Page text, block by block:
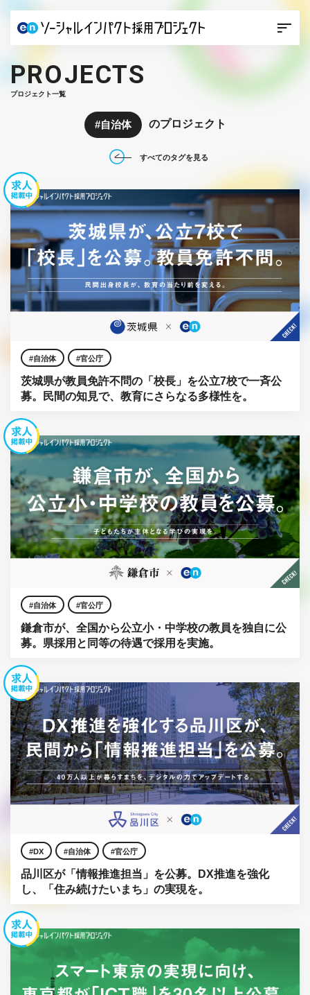
PROJECTS
プロジェクト一覧
自治体 のプロジェクト
すべてのタグを見る
自治体 官公庁
茨城県が教員免許不問の「校長」を公立7校で一斉公
募。民間の知見で、教育にさらなる多様性を。
自治体 官公庁
鎌倉市が、全国から公立小・中学校の教員を独自に公
募。県採用と同等の待遇で採用を実施。
DX 自治体 官公庁
品川区が「情報推進担当」を公募。DX推進を強化
し、「住み続けたいまち」の実現を。